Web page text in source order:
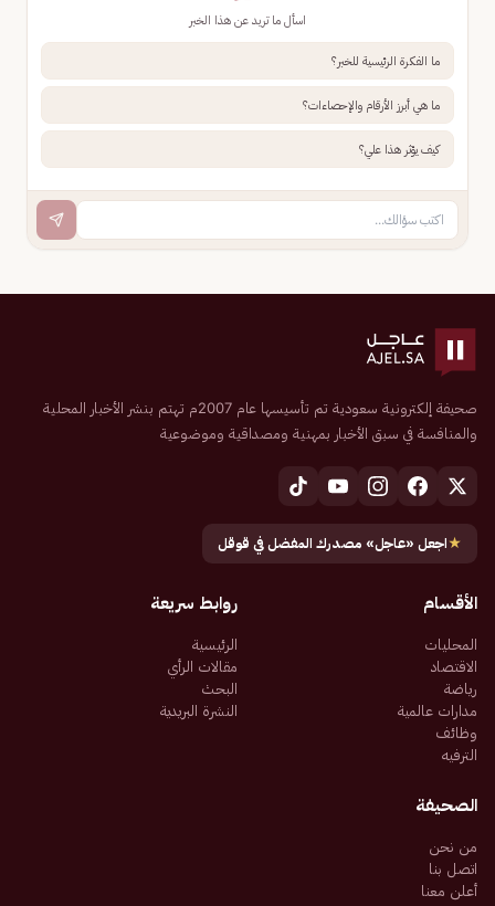
اسأل ما تريد عن هذا الخبر
ما الفكرة الرئيسية للخبر؟
ما هي أبرز الأرقام والإحصاءات؟
كيف يؤثر هذا علي؟
صحيفة إلكترونية سعودية تم تأسيسها عام 2007م تهتم بنشر الأخبار المحلية
والمنافسة في سبق الأخبار بمهنية ومصداقية وموضوعية
★اجعل «عاجل» مصدرك المفضل في قوقل
الأقسام
المحليات
الاقتصاد
رياضة
مدارات عالمية
وظائف
الترفيه
روابط سريعة
الرئيسية
مقالات الرأي
البحث
النشرة البريدية
الصحيفة
من نحن
اتصل بنا
أعلن معنا